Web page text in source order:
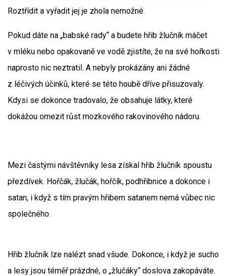
Roztřídit a vyřadit jej je zhola nemožné.
Pokud dáte na „babské rady“ a budete hřib žlučník máčet
v mléku nebo opakovaně ve vodě zjistíte, že na své hořkosti
naprosto nic neztratil. A nebyly prokázány ani žádné
z léčivých účinků, které se této houbě dříve přisuzovaly.
Kdysi se dokonce tradovalo, že obsahuje látky, které
dokážou omezit růst mozkového rakovinového nádoru.
Mezi častými návštěvníky lesa získal hřib žlučník spoustu
přezdívek. Hořčák, žlučák, hořčík, podhřibnice a dokonce i
satan, i když s tím pravým hřibem satanem nemá vůbec nic
společného.
Hřib žlučník lze nalézt snad všude. Dokonce, i když je sucho
a lesy jsou téměř prázdné, o „žlučáky“ doslova zakopáváte.